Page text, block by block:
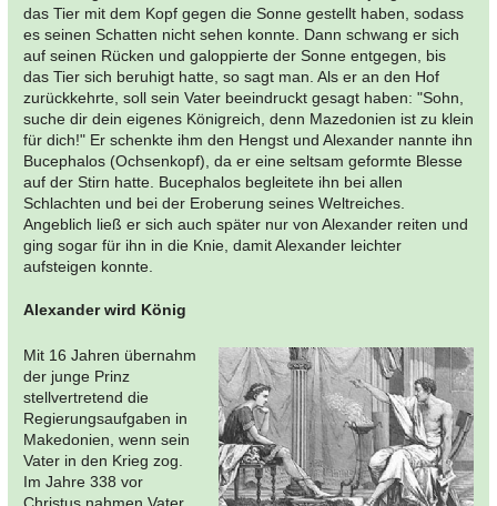
das Tier mit dem Kopf gegen die Sonne gestellt haben, sodass
es seinen Schatten nicht sehen konnte. Dann schwang er sich
auf seinen Rücken und galoppierte der Sonne entgegen, bis
das Tier sich beruhigt hatte, so sagt man. Als er an den Hof
zurückkehrte, soll sein Vater beeindruckt gesagt haben: "Sohn,
suche dir dein eigenes Königreich, denn Mazedonien ist zu klein
für dich!" Er schenkte ihm den Hengst und Alexander nannte ihn
Bucephalos (Ochsenkopf), da er eine seltsam geformte Blesse
auf der Stirn hatte. Bucephalos begleitete ihn bei allen
Schlachten und bei der Eroberung seines Weltreiches.
Angeblich ließ er sich auch später nur von Alexander reiten und
ging sogar für ihn in die Knie, damit Alexander leichter
aufsteigen konnte.
Alexander wird König
Mit 16 Jahren übernahm
der junge Prinz
stellvertretend die
Regierungsaufgaben in
Makedonien, wenn sein
Vater in den Krieg zog.
Im Jahre 338 vor